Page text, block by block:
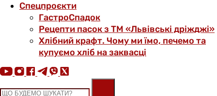
Спецпроєкти
ГастроСпадок
Рецепти пасок з ТМ «Львівські дріжджі»
Хлібний крафт. Чому ми їмо, печемо та
купуємо хліб на заквасці